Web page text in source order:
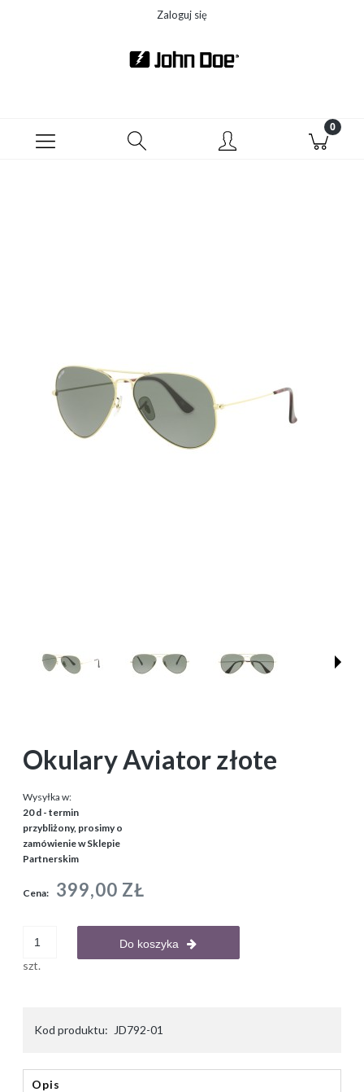
Zaloguj się
Okulary Aviator złote
Wysyłka w:
20 d - termin
przybliżony, prosimy o
zamówienie w Sklepie
Partnerskim
Cena: 399,00 ZŁ
szt.
Do koszyka
Kod produktu: JD792-01
Opis